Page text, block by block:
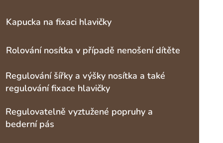
Kapucka na fixaci hlavičky
Rolování nosítka v případě nenošení dítěte
Regulování šířky a výšky nosítka a také
regulování fixace hlavičky
Regulovatelně vyztužené popruhy a
bederní pás